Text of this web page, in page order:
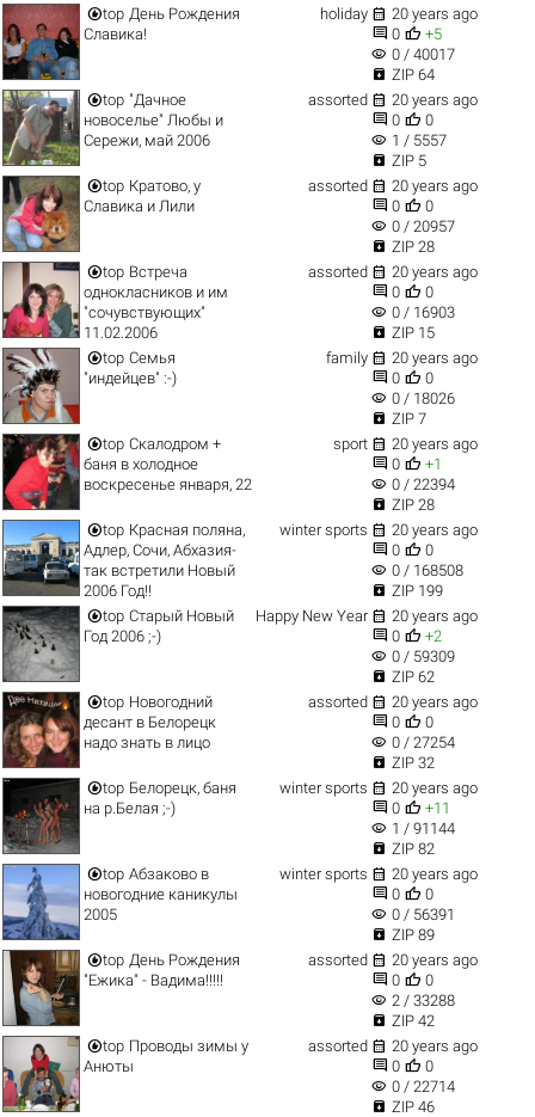
top День Рождения
Славика!
holiday  20 years ago
 0  +5
visibility 0 / 40017
 ZIP 64
top "Дачное
новоселье" Любы и
Сережи, май 2006
assorted  20 years ago
 0  0
visibility 1 / 5557
 ZIP 5
top Кратово, у
Славика и Лили
assorted  20 years ago
 0  0
visibility 0 / 20957
 ZIP 28
top Встреча
однокласников и им
"сочувствующих"
11.02.2006
assorted  20 years ago
 0  0
visibility 0 / 16903
 ZIP 15
top Семья
"индейцев" :-)
family  20 years ago
 0  0
visibility 0 / 18026
 ZIP 7
top Скалодром +
баня в холодное
воскресенье января, 22
sport  20 years ago
 0  +1
visibility 0 / 22394
 ZIP 28
top Красная поляна,
Адлер, Сочи, Абхазия-
так встретили Новый
2006 Год!!
winter sports  20 years ago
 0  0
visibility 0 / 168508
 ZIP 199
top Старый Новый
Год 2006 ;-)
Happy New Year  20 years ago
 0  +2
visibility 0 / 59309
 ZIP 62
top Новогодний
десант в Белорецк
надо знать в лицо
assorted  20 years ago
 0  0
visibility 0 / 27254
 ZIP 32
top Белорецк, баня
на р.Белая ;-)
winter sports  20 years ago
 0  +11
visibility 1 / 91144
 ZIP 82
top Абзаково в
новогодние каникулы
2005
winter sports  20 years ago
 0  0
visibility 0 / 56391
 ZIP 89
top День Рождения
"Ежика" - Вадима!!!!!
assorted  20 years ago
 0  0
visibility 2 / 33288
 ZIP 42
top Проводы зимы у
Анюты
assorted  20 years ago
 0  0
visibility 0 / 22714
 ZIP 46